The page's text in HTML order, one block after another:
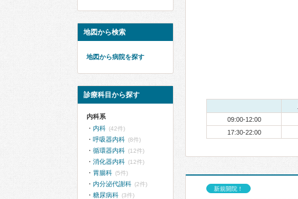
09:00-12:00
17:30-22:00
新規開院！
地図から検索
地図から病院を探す
診療科目から探す
内科系
内科 (42件)
呼吸器内科 (8件)
循環器内科 (12件)
消化器内科 (12件)
胃腸科 (5件)
内分泌代謝科 (2件)
糖尿病科 (3件)